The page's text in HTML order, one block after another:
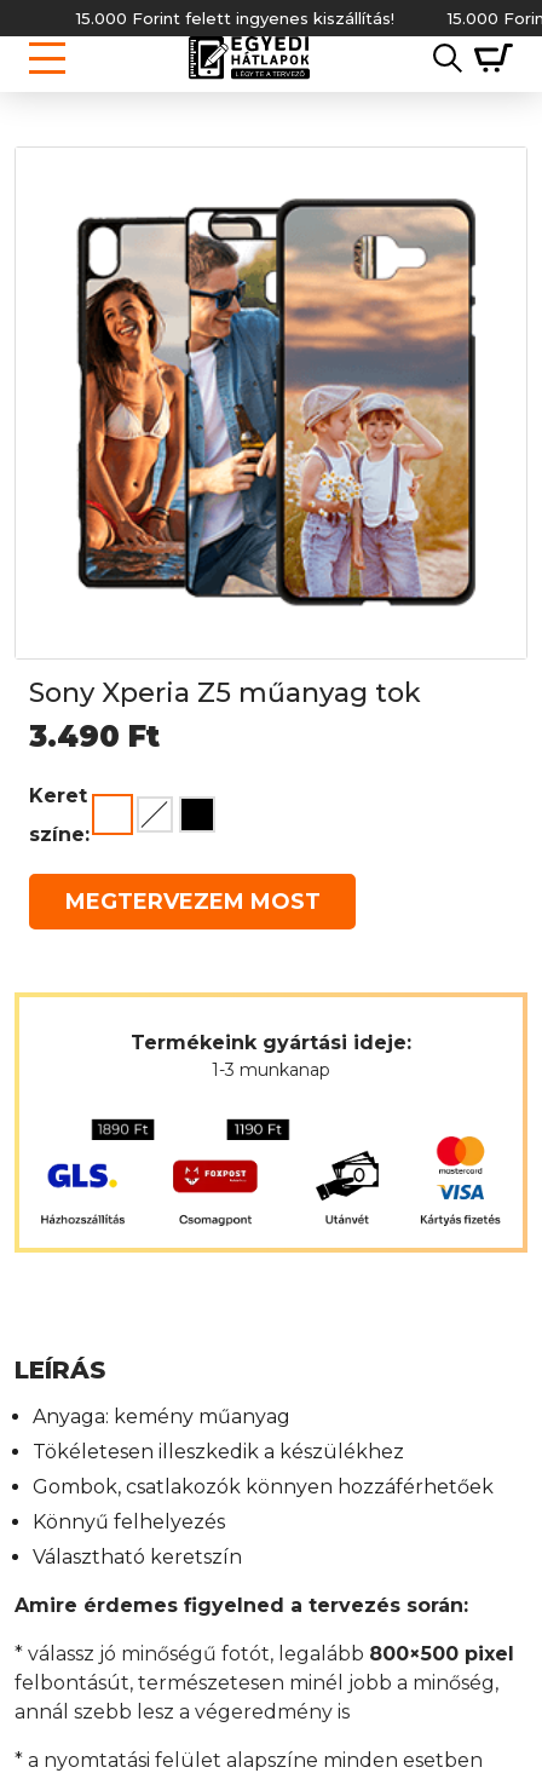
15.000 Forint felett ingyenes kiszállítás! 15.000 Forint
Sony Xperia Z5 műanyag tok
3.490 Ft
Keret
színe:
MEGTERVEZEM MOST
Termékeink gyártási ideje:
1-3 munkanap
LEÍRÁS
Anyaga: kemény műanyag
Tökéletesen illeszkedik a készülékhez
Gombok, csatlakozók könnyen hozzáférhetőek
Könnyű felhelyezés
Választható keretszín
Amire érdemes figyelned a tervezés során:
* válassz jó minőségű fotót, legalább 800×500 pixel
felbontásút, természetesen minél jobb a minőség,
annál szebb lesz a végeredmény is
* a nyomtatási felület alapszíne minden esetben